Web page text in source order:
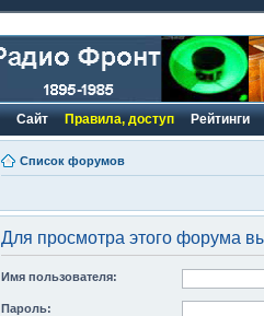
Сайт Правила, доступ Рейтинги
Список форумов
Для просмотра этого форума
Имя пользователя:
Пароль: